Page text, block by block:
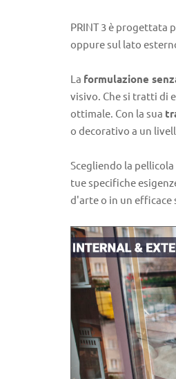
PRINT 3 è progettata
oppure sul lato
La formulazione
visivo. Che si tratti di
ottimale. Con la sua
o decorativo a un
Scegliendo la
tue specifiche
d'arte o in un